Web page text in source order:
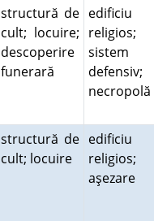
structură de
cult; locuire;
descoperire
funerară
edificiu
religios;
sistem
defensiv;
structură de
cult; locuire
edificiu
religios;
aşezare